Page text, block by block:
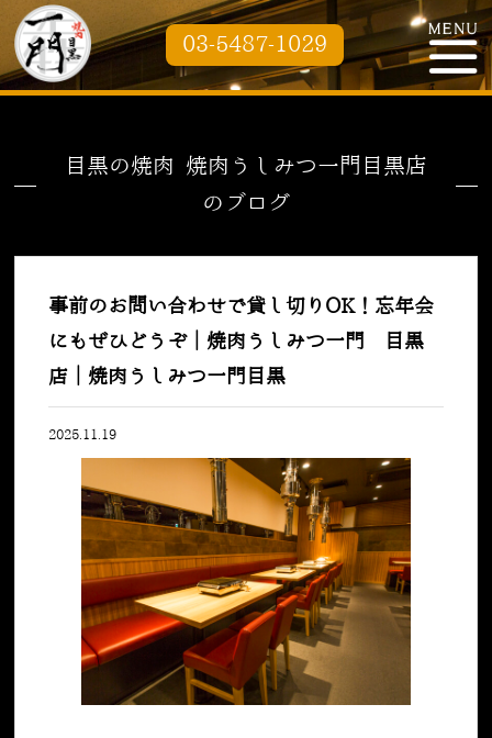
03-5487-1029
目黒の焼肉 焼肉うしみつ一門目黒店
のブログ
事前のお問い合わせで貸し切りOK！忘年会
にもぜひどうぞ｜焼肉うしみつ一門 目黒
店｜焼肉うしみつ一門目黒
2025.11.19